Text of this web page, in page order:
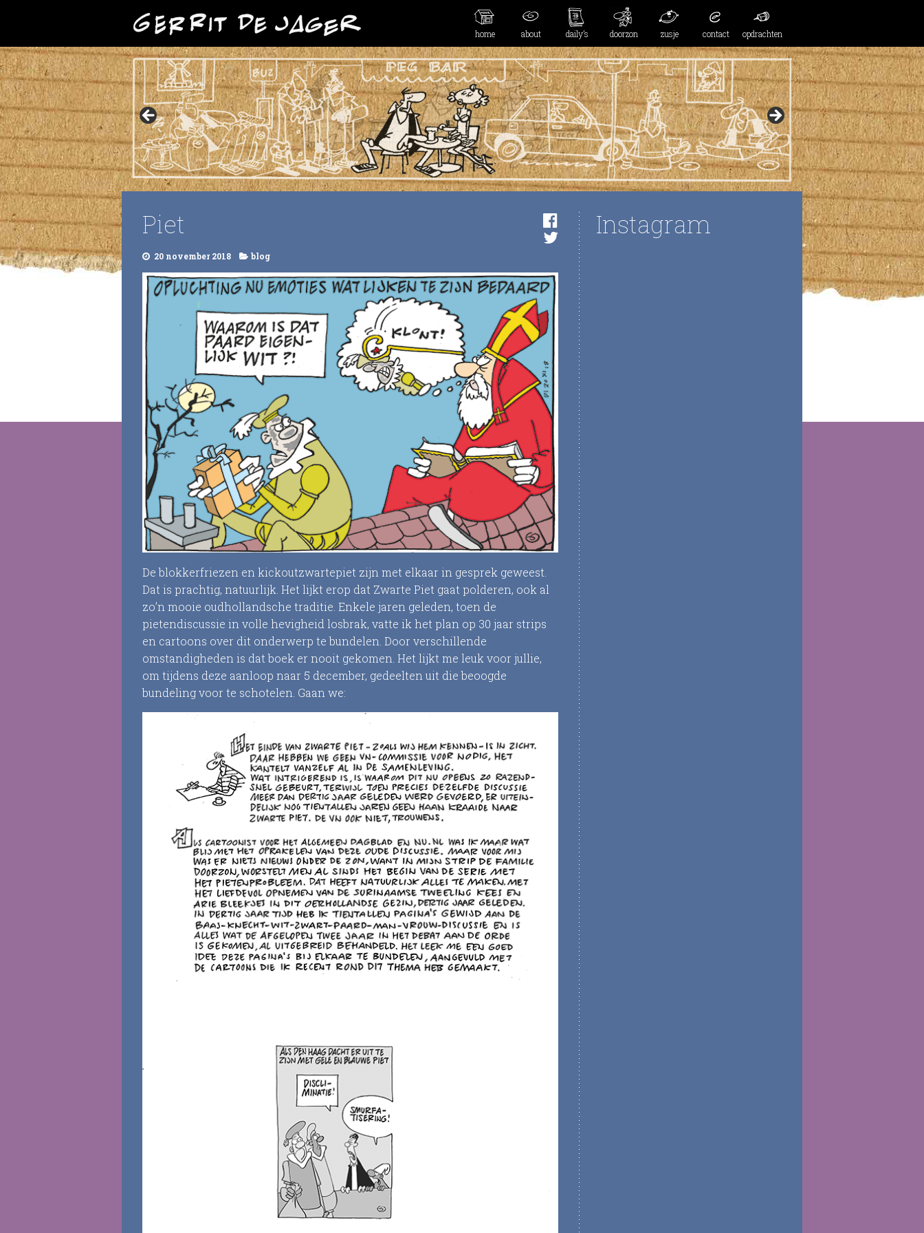
home about daily’s doorzon zusje contact opdrachten
Piet
20 november 2018 blog
De blokkerfriezen en kickoutzwartepiet zijn met elkaar in gesprek geweest.
Dat is prachtig, natuurlijk. Het lijkt erop dat Zwarte Piet gaat polderen, ook al
zo’n mooie oudhollandsche traditie. Enkele jaren geleden, toen de
pietendiscussie in volle hevigheid losbrak, vatte ik het plan op 30 jaar strips
en cartoons over dit onderwerp te bundelen. Door verschillende
omstandigheden is dat boek er nooit gekomen. Het lijkt me leuk voor jullie,
om tijdens deze aanloop naar 5 december, gedeelten uit die beoogde
bundeling voor te schotelen. Gaan we:
Instagram